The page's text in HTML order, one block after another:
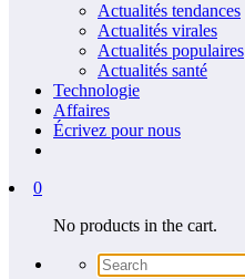
Actualités tendances
Actualités virales
Actualités populaires
Actualités santé
Technologie
Affaires
Écrivez pour nous
0
No products in the cart.